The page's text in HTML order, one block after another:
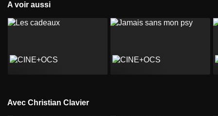
A voir aussi
Avec Christian Clavier